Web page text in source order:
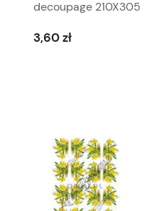
decoupage 210X305
1893
3,60 zł